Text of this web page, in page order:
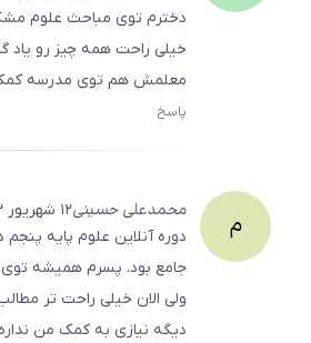
دخترم توی مباحث علوم
خیلی راحت همه چیز رو یاد
معلمش هم توی مدرسه
پاسخ
م محمدعلیحسینی۱۲ شهریور ۱۴۰۳
دوره آنلاین علوم پایه
جامع بود. پسرم همیشه
ولی الان خیلی راحت ‌تر
دیگه نیازی به کمک من